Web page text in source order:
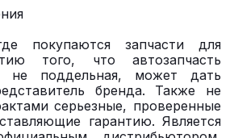
покупаются запчасти для
того, что автозапчасть
не поддельная, может дать
бренда. Также не
серьезные, проверенные
гарантию. Является